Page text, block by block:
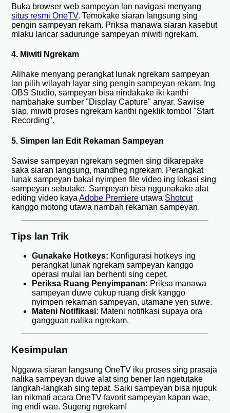
Buka browser web sampeyan lan navigasi menyang
situs resmi OneTV. Temokake siaran langsung sing
pengin sampeyan rekam. Priksa manawa siaran kasebut
mlaku lancar sadurunge sampeyan miwiti ngrekam.
4. Miwiti Ngrekam
Alihake menyang perangkat lunak ngrekam sampeyan
lan pilih wilayah layar sing pengin sampeyan rekam. Ing
OBS Studio, sampeyan bisa nindakake iki kanthi
nambahake sumber "Display Capture" anyar. Sawise
siap, miwiti proses ngrekam kanthi ngeklik tombol "Start
Recording".
5. Simpen lan Edit Rekaman Sampeyan
Sawise sampeyan ngrekam segmen sing dikarepake
saka siaran langsung, mandheg ngrekam. Perangkat
lunak sampeyan bakal nyimpen file video ing lokasi sing
sampeyan sebutake. Sampeyan bisa nggunakake alat
editing video kayaAdobe Premiere utawa Shotcut
kanggo motong utawa nambah rekaman sampeyan.
Tips lan Trik
Gunakake Hotkeys: Konfigurasi hotkeys ing
perangkat lunak ngrekam sampeyan kanggo
operasi mulai lan berhenti sing cepet.
Periksa Ruang Penyimpanan: Priksa manawa
sampeyan duwe cukup ruang disk kanggo
nyimpen rekaman sampeyan, utamane yen suwe.
Mateni Notifikasi: Mateni notifikasi supaya ora
gangguan nalika ngrekam.
Kesimpulan
Nggawa siaran langsung OneTV iku proses sing prasaja
nalika sampeyan duwe alat sing bener lan ngetutake
langkah-langkah sing tepat. Saiki sampeyan bisa njupuk
lan nikmati acara OneTV favorit sampeyan kapan wae,
ing endi wae. Sugeng ngrekam!